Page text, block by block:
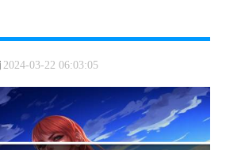
2024-03-22 06:03:05